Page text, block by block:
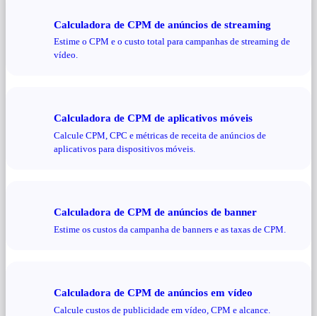
Calculadora de CPM de anúncios de streaming
Estime o CPM e o custo total para campanhas de streaming de
vídeo.
Calculadora de CPM de aplicativos móveis
Calcule CPM, CPC e métricas de receita de anúncios de
aplicativos para dispositivos móveis.
Calculadora de CPM de anúncios de banner
Estime os custos da campanha de banners e as taxas de CPM.
Calculadora de CPM de anúncios em vídeo
Calcule custos de publicidade em vídeo, CPM e alcance.